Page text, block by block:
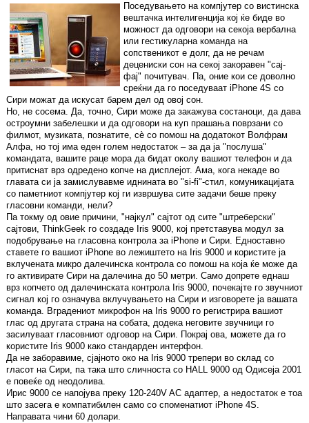
Поседувањето на компјутер со вистинска
вештачка интелигенција кој ќе биде во
можност да одговори на секоја вербална
или гестикуларна команда на
сопственикот е долг, да не речам
децениски сон на секој закоравен "сај-
фај" почитувач. Па, оние кои се доволно
среќни да го поседуваат iPhone 4S со
Сири можат да искусат барем дел од овој сон.
Но, не сосема. Да, точно, Сири може да закажува состаноци, да дава
остроумни забелешки и да одговори на куп прашања поврзани со
филмот, музиката, познатите, сè со помош на додатокот Волфрам
Алфа, но тој има еден голем недостаток – за да ја "послуша"
командата, вашите раце мора да бидат околу вашиот телефон и да
притиснат врз одредено копче на дисплејот. Ама, кога некаде во
главата си ја замислувавме иднината во "si-fi"-стил, комуникацијата
со паметниот компјутер кој ги извршува сите задачи беше преку
гласовни команди, нели?
Па токму од овие причини, "најкул" сајтот од сите "штреберски"
сајтови, ThinkGeek го создаде Iris 9000, кој претставува модул за
подобрување на гласовна контрола за iPhone и Сири. Едноставно
ставете го вашиот iPhone во лежиштето на Iris 9000 и користите ја
вклучената микро далечинска контрола со помош на која ќе може да
го активирате Сири на далечина до 50 метри. Само допрете еднаш
врз копчето од далечинската контрола Iris 9000, почекајте го звучниот
сигнал кој го означува вклучувањето на Сири и изговорете ја вашата
команда. Вградениот микрофон на Iris 9000 го регистрира вашиот
глас од другата страна на собата, додека неговите звучници го
засилуваат гласовниот одговор на Сири. Покрај ова, можете да го
користите Iris 9000 како стандарден интерфон.
Да не заборавиме, сјајното око на Iris 9000 трепери во склад со
гласот на Сири, па така што сличноста со HALL 9000 од Одисеја 2001
е повеќе од неодолива.
Ирис 9000 се напојува преку 120-240V AC адаптер, а недостаток е тоа
што засега е компатибилен само со споменатиот iPhone 4S.
Направата чини 60 долари.